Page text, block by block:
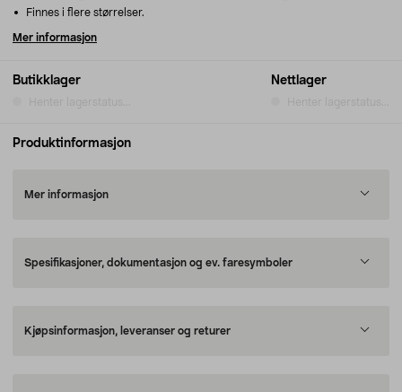
Butikklager Nettlager
Finnes i flere størrelser.
Mer informasjon
Produktinformasjon
Mer informasjon
Spesifikasjoner, dokumentasjon og ev. faresymboler
Kjøpsinformasjon, leveranser og returer